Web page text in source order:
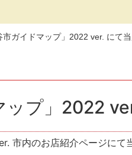
市ガイドマップ」2022 ver. にて
ップ」2022
市内のお店紹介ページにて